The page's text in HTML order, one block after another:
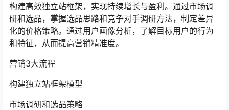
构建高效独立站框架，实现持续增长与盈利。通过市场调
研和选品，掌握选品思路和竞争对手调研方法，制定差异
化的价格策略。通过用户画像分析，了解目标用户的行为
和特征，从而提高营销精准度。
营销3大流程
构建独立站框架模型
市场调研和选品策略